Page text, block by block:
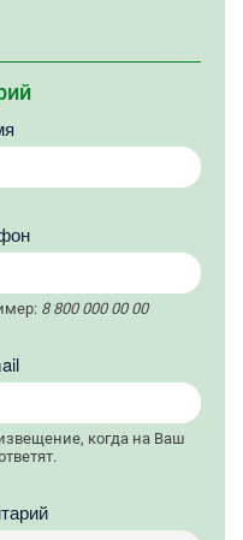
8 800 000 00 00
когда на Ваш